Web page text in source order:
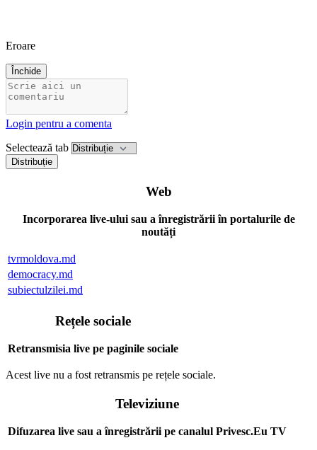
Eroare
Închide
Login pentru a comenta
Selectează tab
Distribuție
Web
Incorporarea live-ului sau a înregistrării în portalurile de
noutăți
tvrmoldova.md
democracy.md
subiectulzilei.md
Rețele sociale
Retransmisia live pe paginile sociale
Acest live nu a fost retransmis pe rețele sociale.
Televiziune
Difuzarea live sau a înregistrării pe canalul Privesc.Eu TV